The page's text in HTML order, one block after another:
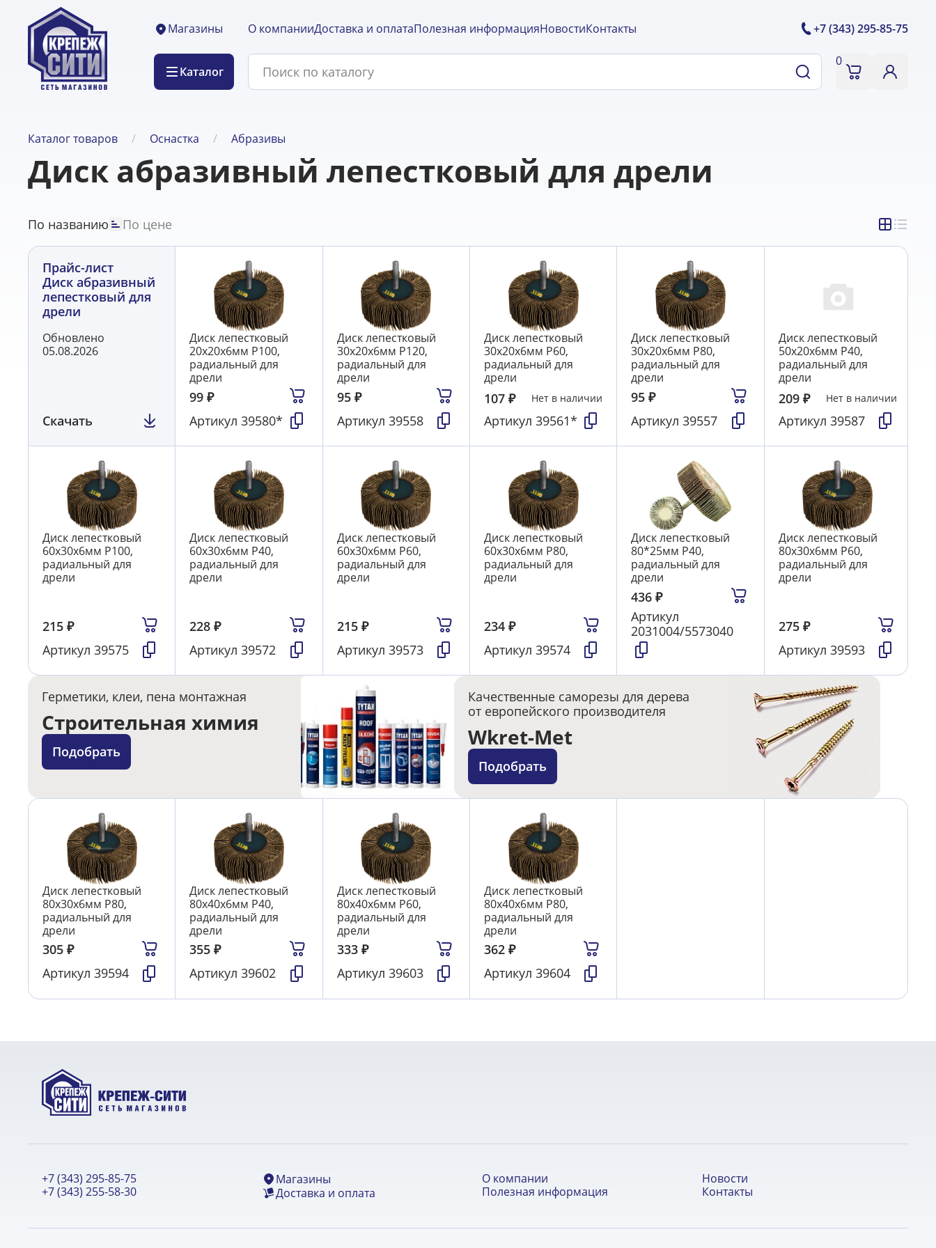
Магазины
Каталог
О компанииДоставка и оплатаПолезная информацияНовостиКонтакты +7 (343) 295-85-75
0
Каталог товаров Оснастка Абразивы
Диск абразивный лепестковый для дрели
По названию По цене
Прайс-лист
Диск абразивный
лепестковый для
дрели
Обновлено
05.08.2026
Скачать
Диск лепестковый
20х20х6мм Р100,
радиальный для
дрели
99₽
Артикул39580*
Диск лепестковый
30х20х6мм Р120,
радиальный для
дрели
95 ₽
Артикул 39558
Диск лепестковый
30х20х6мм Р60,
радиальный для
дрели
107 ₽ Нет в наличии
Артикул 39561*
Диск лепестковый
30х20х6мм Р80,
радиальный для
дрели
95₽
Артикул39557
Диск лепестковый
50х20х6мм Р40,
радиальный для
дрели
209 ₽ Нет в наличии
Артикул 39587
Диск лепестковый
60х30х6мм Р100,
радиальный для
дрели
215 ₽
Артикул 39575
Диск лепестковый
60х30х6мм Р40,
радиальный для
дрели
228₽
Артикул39572
Диск лепестковый
60х30х6мм Р60,
радиальный для
дрели
215 ₽
Артикул 39573
Диск лепестковый
60х30х6мм Р80,
радиальный для
дрели
234 ₽
Артикул 39574
Диск лепестковый
80*25мм Р40,
радиальный для
дрели
436₽
Артикул
2031004/5573040
Диск лепестковый
80х30х6мм Р60,
радиальный для
дрели
275 ₽
Артикул 39593
Герметики, клеи, пена монтажная
Строительная химия
Подобрать
Качественные саморезы для дерева
от европейского производителя
Wkret-Met
Подобрать
Диск лепестковый
80х30х6мм Р80,
радиальный для
дрели
305 ₽
Артикул 39594
Диск лепестковый
80х40х6мм Р40,
радиальный для
дрели
355₽
Артикул39602
Диск лепестковый
80х40х6мм Р60,
радиальный для
дрели
333 ₽
Артикул 39603
Диск лепестковый
80х40х6мм Р80,
радиальный для
дрели
362 ₽
Артикул 39604
+7 (343) 295-85-75
+7 (343) 255-58-30
Магазины
Доставка и оплата
О компании
Полезная информация
Новости
Контакты